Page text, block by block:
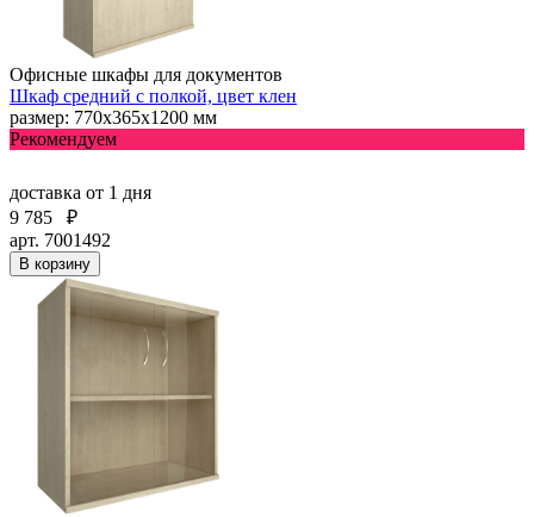
Офисные шкафы для документов
Шкаф средний с полкой, цвет клен
размер: 770х365х1200 мм
Рекомендуем
доставка от 1 дня
9 785
₽
арт. 7001492
В корзину